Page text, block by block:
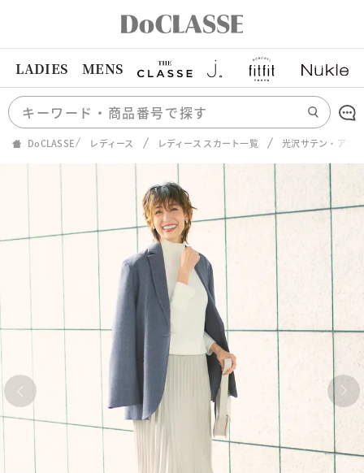
LADIES MENS
DoCLASSE レディース レディース スカート一覧 光沢サテン・アコ